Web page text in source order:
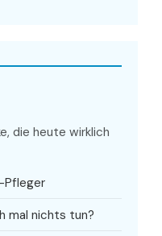
die heute wirklich
Pfleger
mal nichts tun?